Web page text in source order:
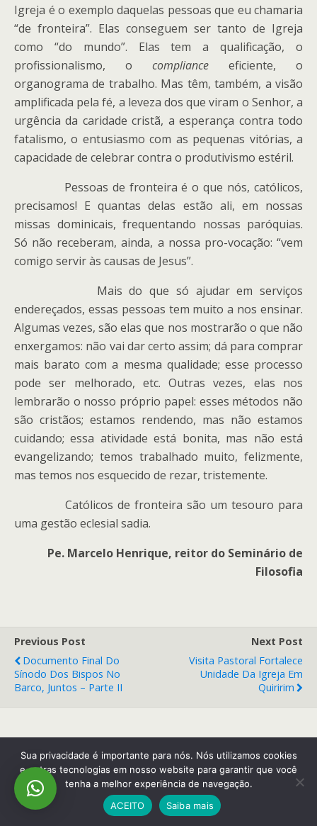
Igreja é o exemplo daquelas pessoas que eu chamaria
“de fronteira”. Elas conseguem ser tanto de Igreja
como “do mundo”. Elas tem a qualificação, o
profissionalismo, o compliance eficiente, o
organograma de trabalho. Mas têm, também, a visão
amplificada pela fé, a leveza dos que viram o Senhor, a
urgência da caridade cristã, a esperança contra todo
fatalismo, o entusiasmo com as pequenas vitórias, a
capacidade de celebrar contra o produtivismo estéril.
Pessoas de fronteira é o que nós, católicos,
precisamos! E quantas delas estão ali, em nossas
missas dominicais, frequentando nossas paróquias.
Só não receberam, ainda, a nossa pro-vocação: “vem
comigo servir às causas de Jesus”.
Mais do que só ajudar em serviços
endereçados, essas pessoas tem muito a nos ensinar.
Algumas vezes, são elas que nos mostrarão o que não
enxergamos: não vai dar certo assim; dá para comprar
mais barato com a mesma qualidade; esse processo
pode ser melhorado, etc. Outras vezes, elas nos
lembrarão o nosso próprio papel: esses métodos não
são cristãos; estamos rendendo, mas não estamos
cuidando; essa atividade está bonita, mas não está
evangelizando; temos trabalhado muito, felizmente,
mas temos nos esquecido de rezar, tristemente.
Católicos de fronteira são um tesouro para
uma gestão eclesial sadia.
Pe. Marcelo Henrique, reitor do Seminário de
Filosofia
Previous Post
Documento Final Do
Sínodo Dos Bispos No
Barco, Juntos – Parte II
Next Post
Visita Pastoral Fortalece
Unidade Da Igreja Em
Quiririm
Back to top
Mobile Desktop
Sua privacidade é importante para nós. Nós utilizamos cookies
e outras tecnologias em nosso website para garantir que você
tenha a melhor experiência de navegação.
ACEITO
Saiba mais